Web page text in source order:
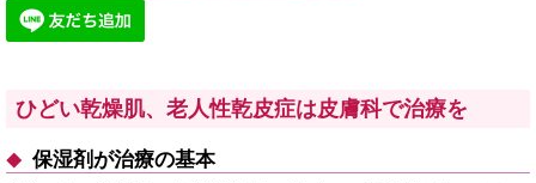
ひどい乾燥肌、老人性乾皮症は皮膚科で治療を
保湿剤が治療の基本